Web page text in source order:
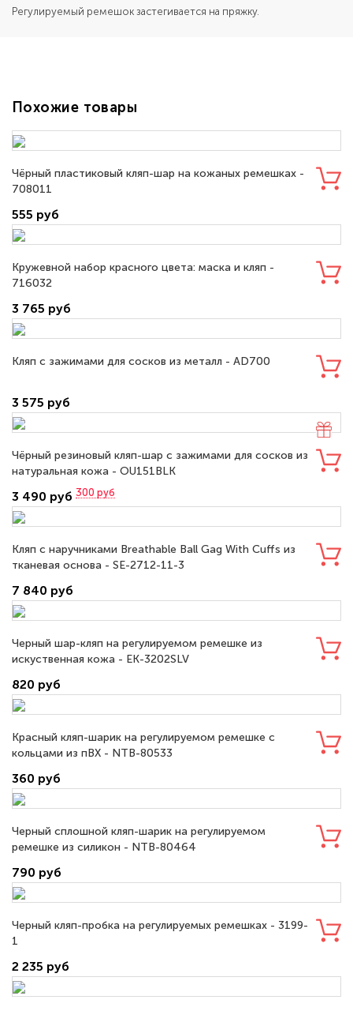
Регулируемый ремешок застегивается на пряжку.
Похожие товары
Чёрный пластиковый кляп-шар на кожаных ремешках -
708011
555 руб
Кружевной набор красного цвета: маска и кляп -
716032
3 765 руб
Кляп с зажимами для сосков из металл - AD700
3 575 руб
Чёрный резиновый кляп-шар с зажимами для сосков из
натуральная кожа - OU151BLK
3 490 руб 300 руб
Кляп с наручниками Breathable Ball Gag With Cuffs из
тканевая основа - SE-2712-11-3
7 840 руб
Черный шар-кляп на регулируемом ремешке из
искуственная кожа - EK-3202SLV
820 руб
Красный кляп-шарик на регулируемом ремешке с
кольцами из пВХ - NTB-80533
360 руб
Черный сплошной кляп-шарик на регулируемом
ремешке из силикон - NTB-80464
790 руб
Черный кляп-пробка на регулируемых ремешках - 3199-
1
2 235 руб